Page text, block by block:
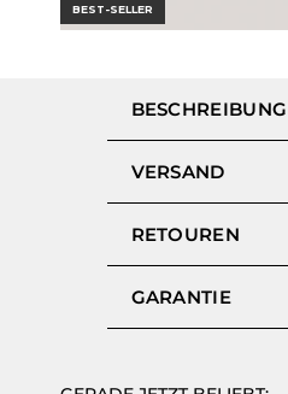
BEST-SELLER
VERSAND
RETOUREN
GARANTIE